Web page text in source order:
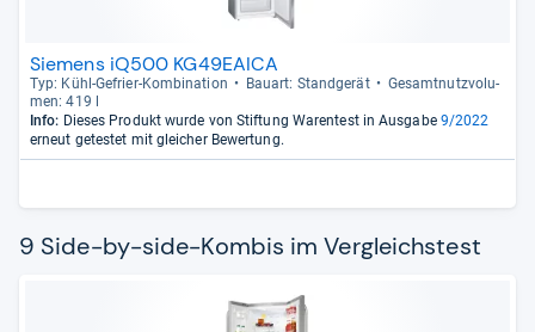
Siemens iQ500 KG49EAICA
Typ: Kühl-​Gefrier-​Kom­bi­na­tion Bau­art: Stand­ge­rät
Gesamt­nutz­vo­lu­
men: 419 l
Info: Dieses Produkt wurde von Stiftung Warentest in Ausgabe 9/2022
erneut getestet mit gleicher Bewertung.
9 Side-by-side-Kombis im Vergleichstest